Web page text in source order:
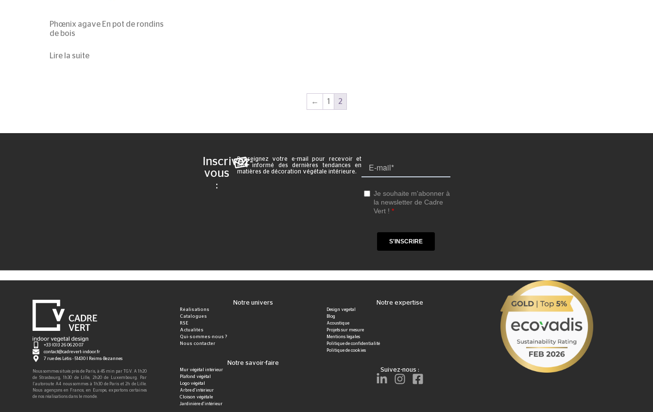
Phœnix agave En pot de rondins
de bois
Lire la suite
← 1 2
Inscrivez-
vous
:
Renseignez votre e-mail pour recevoir et
être informé des dernières tendances en
matières de décoration végétale intérieure.
+33 (0)3 26 06 20 07
contact@cadrevert-indoor.fr
7 rue des Létis - 51430 | Reims-Bezannes
Nous sommes situés près de Paris, à 45 min par TGV. A 1h20
de Strasbourg, 1h30 de Lille, 2h20 de Luxembourg. Par
l’autoroute A4 nous sommes à 1h30 de Paris et 2h de Lille.
Nous agençons en France, en Europe, exportons certaines
de nos réalisations dans le monde.
Notre univers
Réalisations
Catalogues
RSE
Actualités
Qui-sommes-nous ?
Nous contacter
Notre savoir-faire
Mur végétal intérieur
Plafond végétal
Logo végétal
Arbre d'intérieur
Cloison végétale
Jardinière d'intérieur
Notre expertise
Design vegetal
Blog
Acoustique
Projets sur mesure
Mentions légales
Politique de confidentialité
Politique de cookies
Suivez-nous :